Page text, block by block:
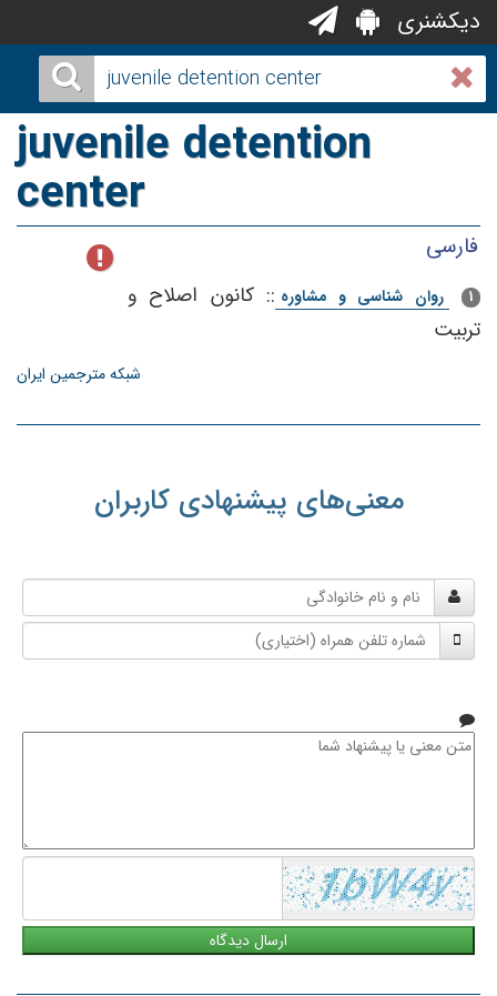
دیکشنری
juvenile detention
center
فارسی
1 روان شناسی و مشاوره ::کانون اصلاح و
تربیت
شبکه مترجمین ایران
معنی‌های پیشنهادی کاربران
و
نام
خانوادگی
شماره
تلفن
متن